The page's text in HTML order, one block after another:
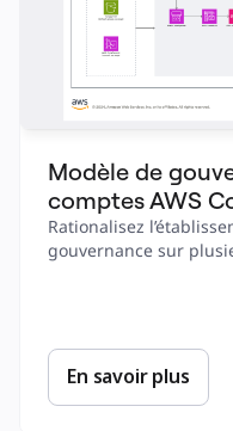
Modèle de
comptes AWS
Rationalisez
gouvernance sur
En savoir plus